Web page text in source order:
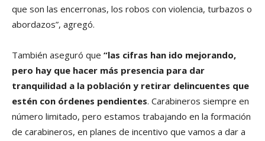
que son las encerronas, los robos con violencia, turbazos o
abordazos”, agregó.
También aseguró que “las cifras han ido mejorando,
pero hay que hacer más presencia para dar
tranquilidad a la población y retirar delincuentes que
estén con órdenes pendientes. Carabineros siempre en
número limitado, pero estamos trabajando en la formación
de carabineros, en planes de incentivo que vamos a dar a